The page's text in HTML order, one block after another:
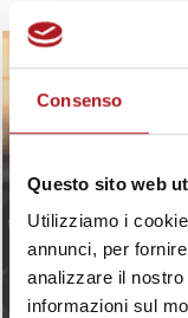
Consenso
Questo sito web
Utilizziamo i
annunci, per
analizzare il
informazioni sul